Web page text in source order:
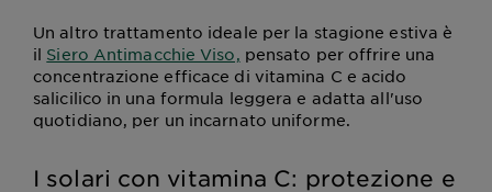
Un altro trattamento ideale per la stagione estiva è
il Siero Antimacchie Viso, pensato per offrire una
concentrazione efficace di vitamina C e acido
salicilico in una formula leggera e adatta all'uso
quotidiano, per un incarnato uniforme.
I solari con vitamina C: protezione e